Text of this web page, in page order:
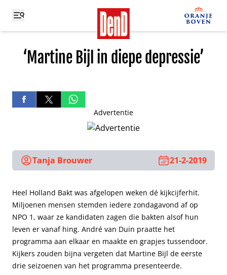
‘Martine Bijl in diepe depressie’
Advertentie
Tanja Brouwer 21-2-2019
Heel Holland Bakt was afgelopen weken dé kijkcijferhit.
Miljoenen mensen stemden iedere zondagavond af op
NPO 1, waar ze kandidaten zagen die bakten alsof hun
leven er vanaf hing. André van Duin praatte het
programma aan elkaar en maakte en grapjes tussendoor.
Kijkers zouden bijna vergeten dat Martine Bijl de eerste
drie seizoenen van het programma presenteerde.